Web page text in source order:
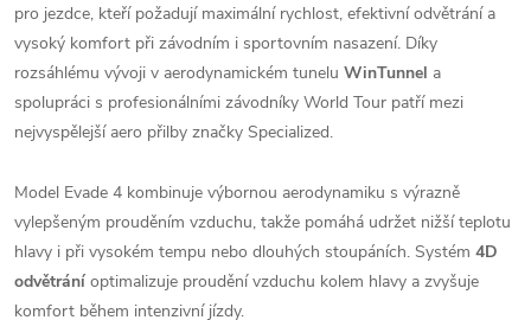
pro jezdce, kteří požadují maximální rychlost, efektivní odvětrání a
vysoký komfort při závodním i sportovním nasazení. Díky
rozsáhlému vývoji v aerodynamickém tunelu WinTunnel a
spolupráci s profesionálními závodníky World Tour patří mezi
nejvyspělejší aero přilby značky Specialized.
Model Evade 4 kombinuje výbornou aerodynamiku s výrazně
vylepšeným prouděním vzduchu, takže pomáhá udržet nižší teplotu
hlavy i při vysokém tempu nebo dlouhých stoupáních. Systém 4D
odvětrání optimalizuje proudění vzduchu kolem hlavy a zvyšuje
komfort během intenzivní jízdy.